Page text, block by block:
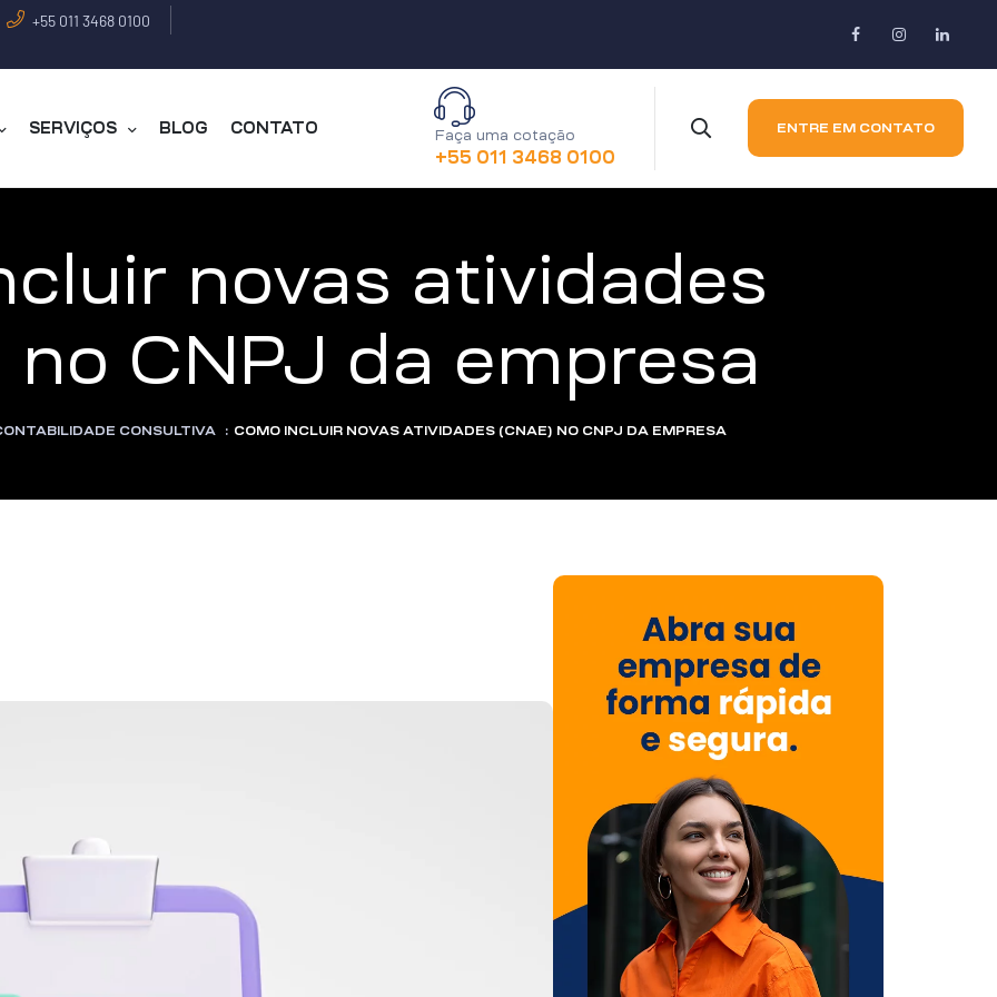
+55 011 3468 0100
SERVIÇOS BLOG CONTATO Faça uma cotação
+55 011 3468 0100
ENTRE EM CONTATO
novas atividades
no CNPJ da empresa
CONSULTIVA : COMO INCLUIR NOVAS ATIVIDADES (CNAE) NO CNPJ DA EMPRESA